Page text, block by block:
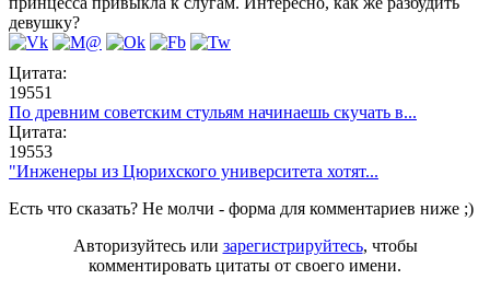
девушку?
Цитата:
19551
По древним советским стульям начинаешь скучать в...
Цитата:
19553
"Инженеры из Цюрихского университета хотят...
Есть что сказать? Не молчи - форма для комментариев ниже ;)
Авторизуйтесь или зарегистрируйтесь, чтобы
комментировать цитаты от своего имени.